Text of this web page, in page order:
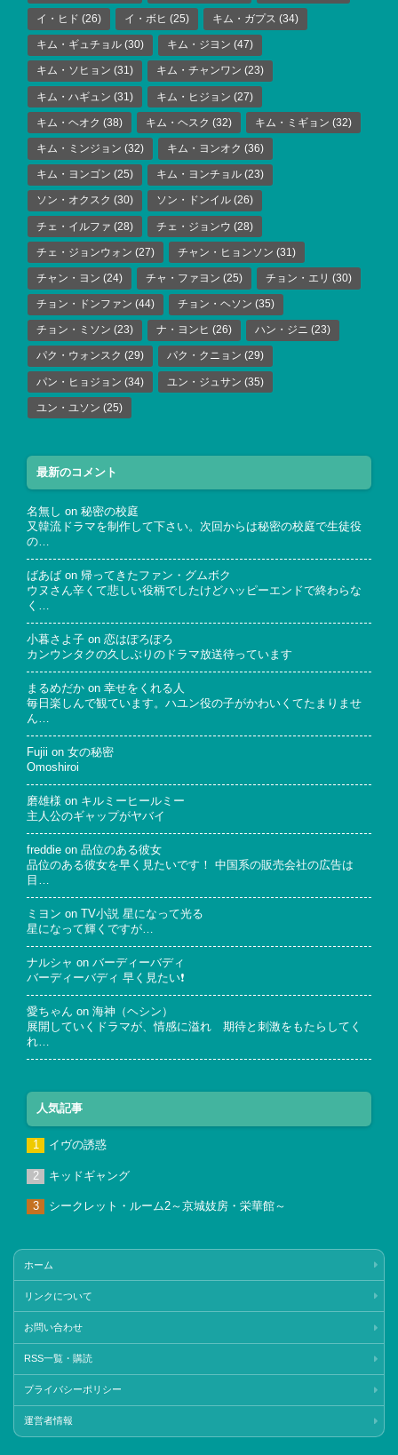
イ・ヒド (26) イ・ボヒ (25) キム・ガプス (34)
キム・ギュチョル (30) キム・ジヨン (47)
キム・ソヒョン (31) キム・チャンワン (23)
キム・ハギュン (31) キム・ヒジョン (27)
キム・ヘオク (38) キム・ヘスク (32) キム・ミギョン (32)
キム・ミンジョン (32) キム・ヨンオク (36)
キム・ヨンゴン (25) キム・ヨンチョル (23)
ソン・オクスク (30) ソン・ドンイル (26)
チェ・イルファ (28) チェ・ジョンウ (28)
チェ・ジョンウォン (27) チャン・ヒョンソン (31)
チャン・ヨン (24) チャ・ファヨン (25) チョン・エリ (30)
チョン・ドンファン (44) チョン・ヘソン (35)
チョン・ミソン (23) ナ・ヨンヒ (26) ハン・ジニ (23)
パク・ウォンスク (29) パク・クニョン (29)
パン・ヒョジョン (34) ユン・ジュサン (35)
ユン・ユソン (25)
最新のコメント
名無し on 秘密の校庭
又韓流ドラマを制作して下さい。次回からは秘密の校庭で生徒役
の…
ばあば on 帰ってきたファン・グムボク
ウヌさん辛くて悲しい役柄でしたけどハッピーエンドで終わらな
く…
小暮さよ子 on 恋はぽろぽろ
カンウンタクの久しぶりのドラマ放送待っています
まるめだか on 幸せをくれる人
毎日楽しんで観ています。ハユン役の子がかわいくてたまりませ
ん…
Fujii on 女の秘密
Omoshiroi
磨雄様 on キルミーヒールミー
主人公のギャップがヤバイ
freddie on 品位のある彼女
品位のある彼女を早く見たいです！ 中国系の販売会社の広告は
目…
ミヨン on TV小説 星になって光る
星になって輝くですが…
ナルシャ on バーディーバディ
バーディーバディ 早く見たい❗
愛ちゃん on 海神（ヘシン）
展開していくドラマが、情感に溢れ 期待と刺激をもたらしてく
れ…
人気記事
イヴの誘惑
キッドギャング
シークレット・ルーム2～京城妓房・栄華館～
ホーム
リンクについて
お問い合わせ
RSS一覧・購読
プライバシーポリシー
運営者情報